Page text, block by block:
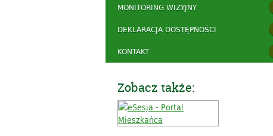
MONITORING WIZYJNY
DEKLARACJA DOSTĘPNOŚCI
KONTAKT
Zobacz także: